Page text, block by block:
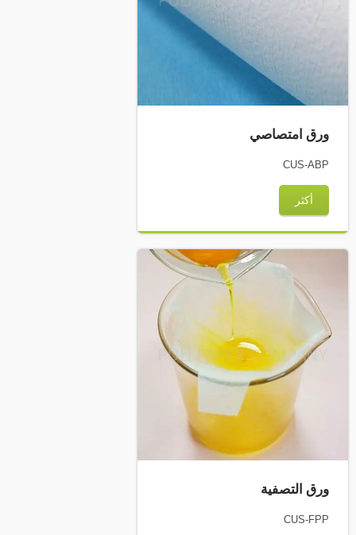
ورق امتصاصي
CUS-ABP
أكثر
ورق التصفية
CUS-FPP